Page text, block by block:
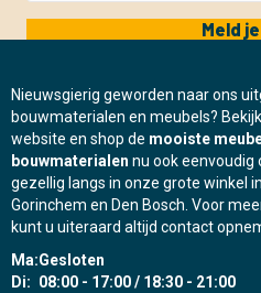
Meld
Nieuwsgierig geworden naar ons
bouwmaterialen en meubels?
website en shop de mooiste
bouwmaterialen nu ook eenvoudig
gezellig langs in onze grote winkel
Gorinchem en Den Bosch. Voor
kunt u uiteraard altijd contact
Ma:Gesloten
Di: 08:00 - 17:00 / 18:30 - 21:00